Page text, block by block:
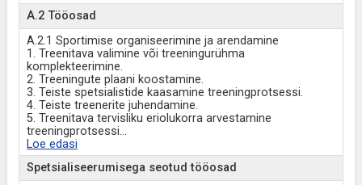
A.2 Tööosad
A.2.1 Sportimise organiseerimine ja arendamine
1. Treenitava valimine või treeningurühma
komplekteerimine.
2. Treeningute plaani koostamine.
3. Teiste spetsialistide kaasamine treeningprotsessi.
4. Teiste treenerite juhendamine.
5. Treenitava tervisliku eriolukorra arvestamine
treeningprotsessi...
Loe edasi
Spetsialiseerumisega seotud tööosad